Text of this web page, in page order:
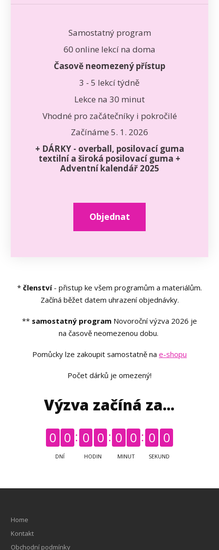
Samostatný program
60 online lekcí na doma
Časově neomezený přístup
3 - 5 lekcí týdně
Lekce na 30 minut
Vhodné pro začátečníky i pokročilé
Začínáme 5. 1. 2026
+ DÁRKY - overball, posilovací guma
textilní a široká posilovací guma +
Adventní kalendář 2025
Objednat
* členství- přistup ke všem programům a materiálům.
Začíná běžet datem uhrazení objednávky.
** samostatný program Novoroční výzva 2026 je
na časově neomezenou dobu.
Pomůcky lze zakoupit samostatně na e-shopu
Počet dárků je omezený!
Výzva začíná za...
0 0
DNÍ
0 0
HODIN
0 0
MINUT
0 0
SEKUND
Home
Kontakt
Obchodní podmínky